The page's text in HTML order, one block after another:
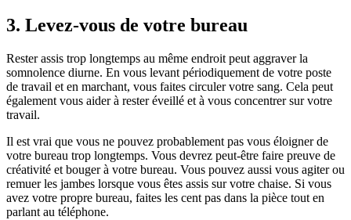
3. Levez-vous de votre bureau
Rester assis trop longtemps au même endroit peut aggraver la
somnolence diurne. En vous levant périodiquement de votre poste
de travail et en marchant, vous faites circuler votre sang. Cela peut
également vous aider à rester éveillé et à vous concentrer sur votre
travail.
Il est vrai que vous ne pouvez probablement pas vous éloigner de
votre bureau trop longtemps. Vous devrez peut-être faire preuve de
créativité et bouger à votre bureau. Vous pouvez aussi vous agiter ou
remuer les jambes lorsque vous êtes assis sur votre chaise. Si vous
avez votre propre bureau, faites les cent pas dans la pièce tout en
parlant au téléphone.